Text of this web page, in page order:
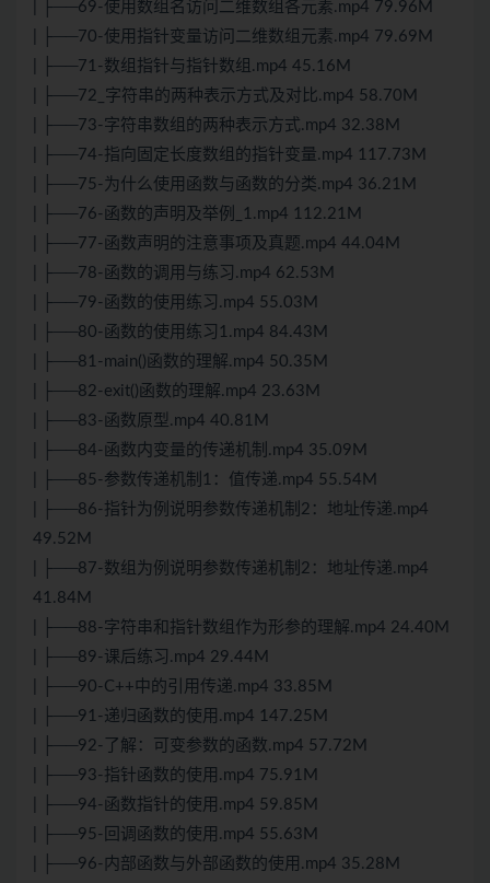
| ├──69-使用数组名访问二维数组各元素.mp4 79.96M
| ├──70-使用指针变量访问二维数组元素.mp4 79.69M
| ├──71-数组指针与指针数组.mp4 45.16M
| ├──72_字符串的两种表示方式及对比.mp4 58.70M
| ├──73-字符串数组的两种表示方式.mp4 32.38M
| ├──74-指向固定长度数组的指针变量.mp4 117.73M
| ├──75-为什么使用函数与函数的分类.mp4 36.21M
| ├──76-函数的声明及举例_1.mp4 112.21M
| ├──77-函数声明的注意事项及真题.mp4 44.04M
| ├──78-函数的调用与练习.mp4 62.53M
| ├──79-函数的使用练习.mp4 55.03M
| ├──80-函数的使用练习1.mp4 84.43M
| ├──81-main()函数的理解.mp4 50.35M
| ├──82-exit()函数的理解.mp4 23.63M
| ├──83-函数原型.mp4 40.81M
| ├──84-函数内变量的传递机制.mp4 35.09M
| ├──85-参数传递机制1：值传递.mp4 55.54M
| ├──86-指针为例说明参数传递机制2：地址传递.mp4
49.52M
| ├──87-数组为例说明参数传递机制2：地址传递.mp4
41.84M
| ├──88-字符串和指针数组作为形参的理解.mp4 24.40M
| ├──89-课后练习.mp4 29.44M
| ├──90-C++中的引用传递.mp4 33.85M
| ├──91-递归函数的使用.mp4 147.25M
| ├──92-了解：可变参数的函数.mp4 57.72M
| ├──93-指针函数的使用.mp4 75.91M
| ├──94-函数指针的使用.mp4 59.85M
| ├──95-回调函数的使用.mp4 55.63M
| ├──96-内部函数与外部函数的使用.mp4 35.28M